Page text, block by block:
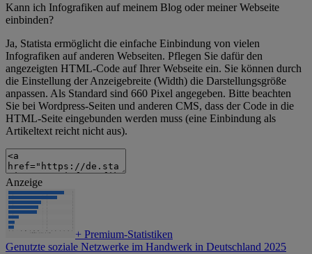
Kann ich Infografiken auf meinem Blog oder meiner Webseite
einbinden?
Ja, Statista ermöglicht die einfache Einbindung von vielen
Infografiken auf anderen Webseiten. Pflegen Sie dafür den
angezeigten HTML-Code auf Ihrer Webseite ein. Sie können durch
die Einstellung der Anzeigebreite (Width) die Darstellungsgröße
anpassen. Als Standard sind 660 Pixel angegeben. Bitte beachten
Sie bei Wordpress-Seiten und anderen CMS, dass der Code in die
HTML-Seite eingebunden werden muss (eine Einbindung als
Artikeltext reicht nicht aus).
Anzeige
+ Premium-Statistiken
Genutzte soziale Netzwerke im Handwerk in Deutschland 2025